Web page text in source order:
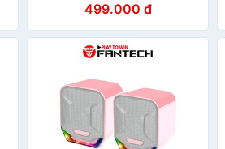
Bluetooth 5.0 và AUX 3.5mm
499.000 đ